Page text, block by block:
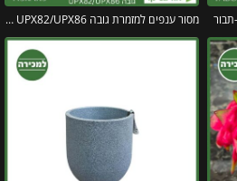
מסור ענפים למזמרת גובה UPX82/UPX86 פיסקארס